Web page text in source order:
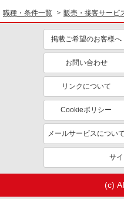
職種・条件一覧 販売・接客サービ
掲載ご希望のお客様へ
お問い合わせ
リンクについて
Cookieポリシー
メールサービスについて
サ
(c)